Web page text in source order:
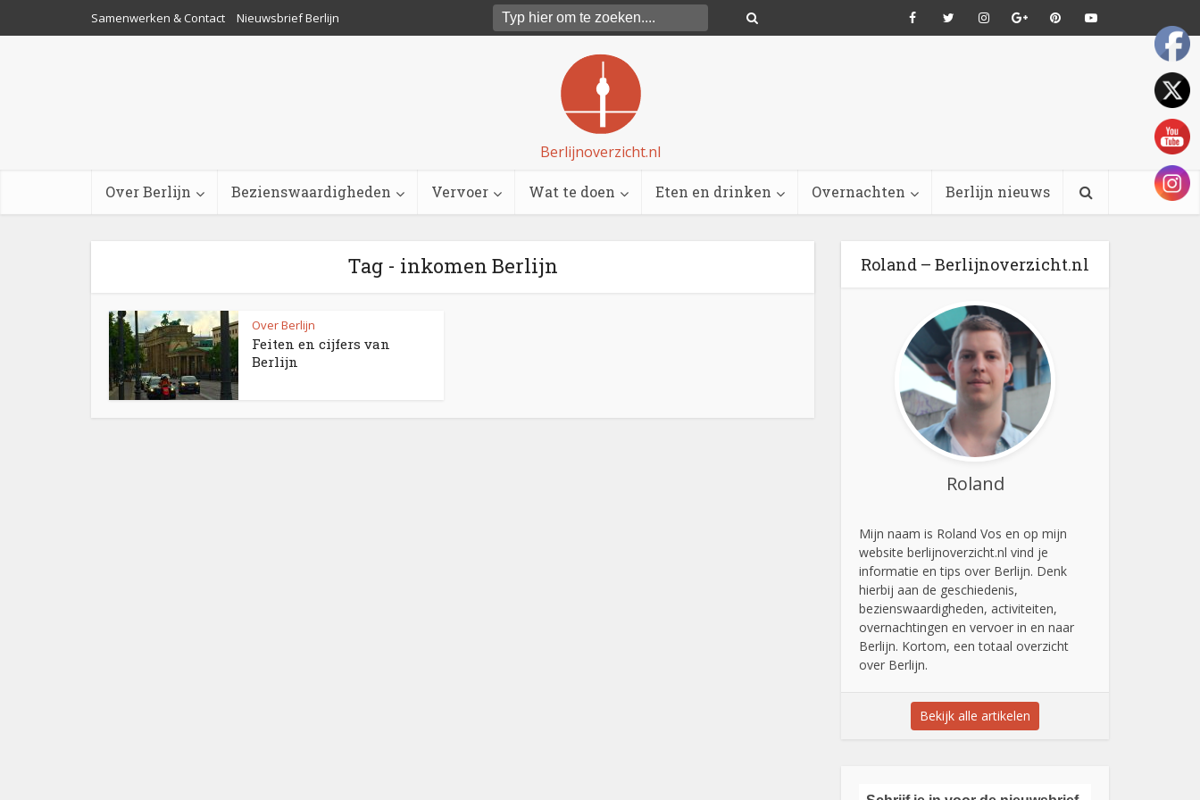
Samenwerken & Contact Nieuwsbrief Berlijn
Berlijnoverzicht.nl
Over Berlijn Bezienswaardigheden Vervoer Wat te doen Eten en drinken Overnachten Berlijn nieuws
Tag - inkomen Berlijn
Over Berlijn
Feiten en cijfers van
Berlijn
Roland – Berlijnoverzicht.nl
Roland
Mijn naam is Roland Vos en op mijn
website berlijnoverzicht.nl vind je
informatie en tips over Berlijn. Denk
hierbij aan de geschiedenis,
bezienswaardigheden, activiteiten,
overnachtingen en vervoer in en naar
Berlijn. Kortom, een totaal overzicht
over Berlijn.
Bekijk alle artikelen